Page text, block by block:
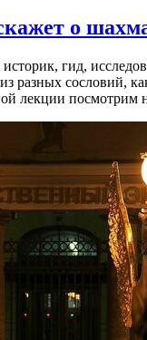
о
гид,
разных сословий,
лекции посмотрим